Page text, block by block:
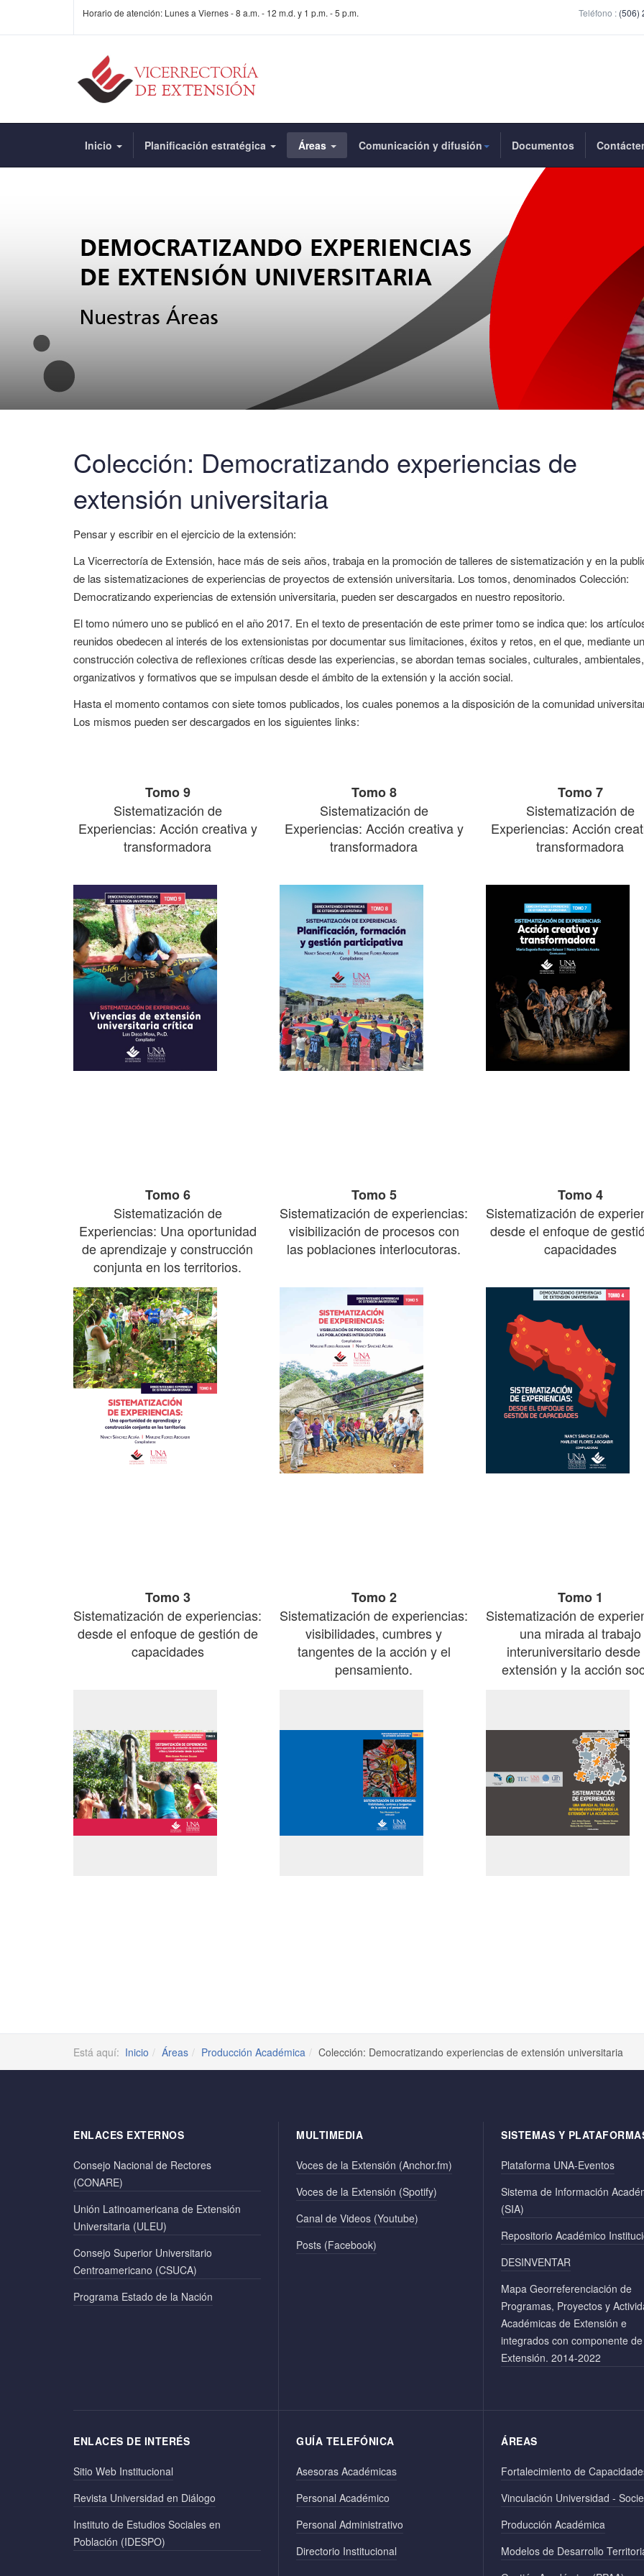
Horario de atención: Lunes a Viernes - 8 a.m. - 12 m.d. y 1 p.m. - 5 p.m. Teléfono : (506)
Inicio Planificación estratégica Áreas Comunicación y difusión Documentos
Colección: Democratizando experiencias de
extensión universitaria
Pensar y escribir en el ejercicio de la extensión:
La Vicerrectoría de Extensión, hace más de seis años, trabaja en la promoción de talleres de sistematización y en la
de las sistematizaciones de experiencias de proyectos de extensión universitaria. Los tomos, denominados Colección:
Democratizando experiencias de extensión universitaria, pueden ser descargados en nuestro repositorio.
El tomo número uno se publicó en el año 2017. En el texto de presentación de este primer tomo se indica que: los
reunidos obedecen al interés de los extensionistas por documentar sus limitaciones, éxitos y retos, en el que, mediante
construcción colectiva de reflexiones críticas desde las experiencias, se abordan temas sociales, culturales, ambientales,
organizativos y formativos que se impulsan desde el ámbito de la extensión y la acción social.
Hasta el momento contamos con siete tomos publicados, los cuales ponemos a la disposición de la comunidad
Los mismos pueden ser descargados en los siguientes links:
Tomo 9
Sistematización de
Experiencias: Acción creativa y
transformadora
Tomo 8
Sistematización de
Experiencias: Acción creativa y
transformadora
Tomo 7
Sistematización de
Experiencias: Acción
transformadora
Tomo 6
Sistematización de
Experiencias: Una oportunidad
de aprendizaje y construcción
conjunta en los territorios.
Tomo 5
Sistematización de experiencias:
visibilización de procesos con
las poblaciones interlocutoras.
Tomo 4
Sistematización de
desde el enfoque de
capacidades
Tomo 3
Sistematización de experiencias:
desde el enfoque de gestión de
capacidades
Tomo 2
Sistematización de experiencias:
visibilidades, cumbres y
tangentes de la acción y el
pensamiento.
Tomo 1
Sistematización de
una mirada al trabajo
interuniversitario desde
extensión y la acción
Está aquí: Inicio Áreas Producción Académica Colección: Democratizando experiencias de extensión universitaria
ENLACES EXTERNOS
Consejo Nacional de Rectores
(CONARE)
Unión Latinoamericana de Extensión
Universitaria (ULEU)
Consejo Superior Universitario
Centroamericano (CSUCA)
Programa Estado de la Nación
ENLACES DE INTERÉS
Sitio Web Institucional
Revista Universidad en Diálogo
Instituto de Estudios Sociales en
Población (IDESPO)
MULTIMEDIA
Voces de la Extensión (Anchor.fm)
Voces de la Extensión (Spotify)
Canal de Videos (Youtube)
Posts (Facebook)
GUÍA TELEFÓNICA
Asesoras Académicas
Personal Académico
Personal Administrativo
Directorio Institucional
SISTEMAS Y
Plataforma UNA-Eventos
Sistema de Información
(SIA)
Repositorio Académico
DESINVENTAR
Mapa Georreferenciación de
Programas, Proyectos y
Académicas de Extensión e
integrados con componente de
Extensión. 2014-2022
ÁREAS
Fortalecimiento de
Vinculación Universidad -
Producción Académica
Modelos de Desarrollo